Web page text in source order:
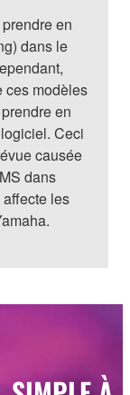
en
dans le
ces modèles
en
Ceci
causée
dans
les